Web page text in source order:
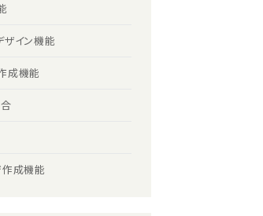
ザイン機能
成機能
作成機能